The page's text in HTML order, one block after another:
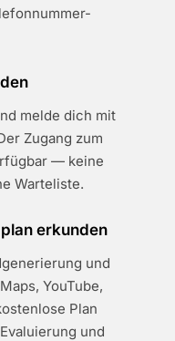
melde dich mit
Zugang zum
— keine
Warteliste.
erkunden
und
YouTube,
Plan
und